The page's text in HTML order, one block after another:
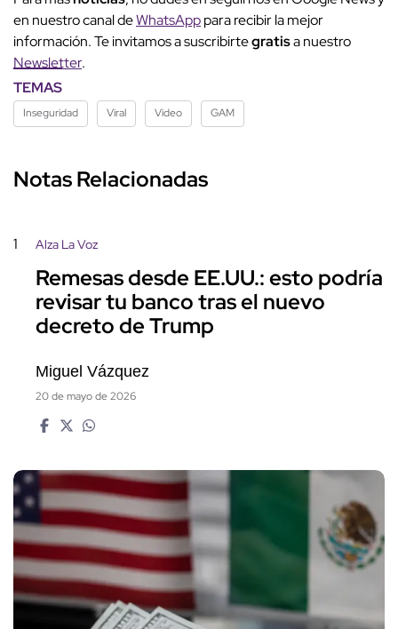
en nuestro canal deWhatsApppara recibir la mejor
información. Te invitamos a suscribirtegratisa nuestro
Newsletter.
TEMAS
Inseguridad Viral Video GAM
Notas Relacionadas
1 Alza La Voz
Remesas desde EE.UU.: esto podría
revisar tu banco tras el nuevo
decreto de Trump
Miguel Vázquez
20 de mayo de 2026